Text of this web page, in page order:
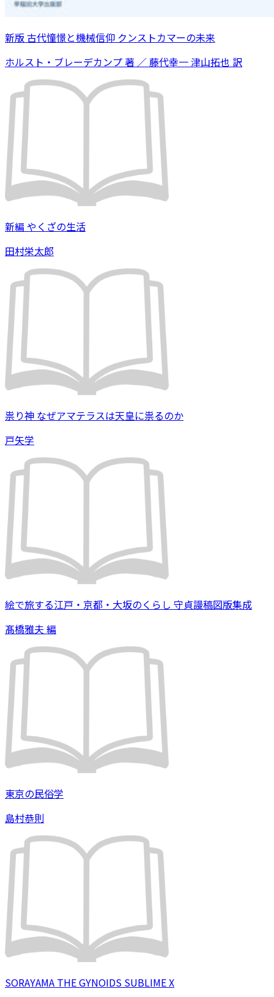
新版 古代憧憬と機械信仰 クンストカマーの未来
ホルスト・ブレーデカンプ 著 ／ 藤代幸一 津山拓也 訳
新編 やくざの生活
田村栄太郎
祟り神 なぜアマテラスは天皇に祟るのか
戸矢学
絵で旅する江戸・京都・大坂のくらし 守貞謾稿図版集成
髙橋雅夫 編
東京の民俗学
島村恭則
SORAYAMA THE GYNOIDS SUBLIME X